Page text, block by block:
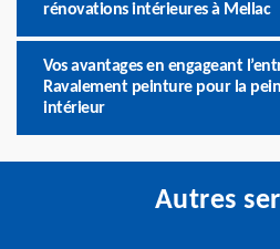
rénovations intérieures à Mellac
Vos avantages en engageant
Ravalement peinture pour la
intérieur
Autres